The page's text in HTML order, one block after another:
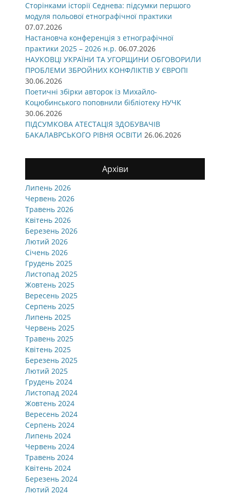
Сторінками історії Седнева: підсумки першого
модуля польової етнографічної практики
07.07.2026
Настановча конференція з етнографічної
практики 2025 – 2026 н.р. 06.07.2026
НАУКОВЦІ УКРАЇНИ ТА УГОРЩИНИ ОБГОВОРИЛИ
ПРОБЛЕМИ ЗБРОЙНИХ КОНФЛІКТІВ У ЄВРОПІ
30.06.2026
Поетичні збірки авторок із Михайло-
Коцюбинського поповнили бібліотеку НУЧК
30.06.2026
ПІДСУМКОВА АТЕСТАЦІЯ ЗДОБУВАЧІВ
БАКАЛАВРСЬКОГО РІВНЯ ОСВІТИ 26.06.2026
Архіви
Липень 2026
Червень 2026
Травень 2026
Квітень 2026
Березень 2026
Лютий 2026
Січень 2026
Грудень 2025
Листопад 2025
Жовтень 2025
Вересень 2025
Серпень 2025
Липень 2025
Червень 2025
Травень 2025
Квітень 2025
Березень 2025
Лютий 2025
Грудень 2024
Листопад 2024
Жовтень 2024
Вересень 2024
Серпень 2024
Липень 2024
Червень 2024
Травень 2024
Квітень 2024
Березень 2024
Лютий 2024